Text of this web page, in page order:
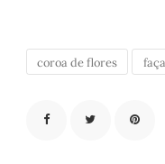
coroa de flores